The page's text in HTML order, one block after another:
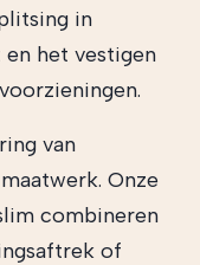
in
het vestigen
van
Onze
combineren
of